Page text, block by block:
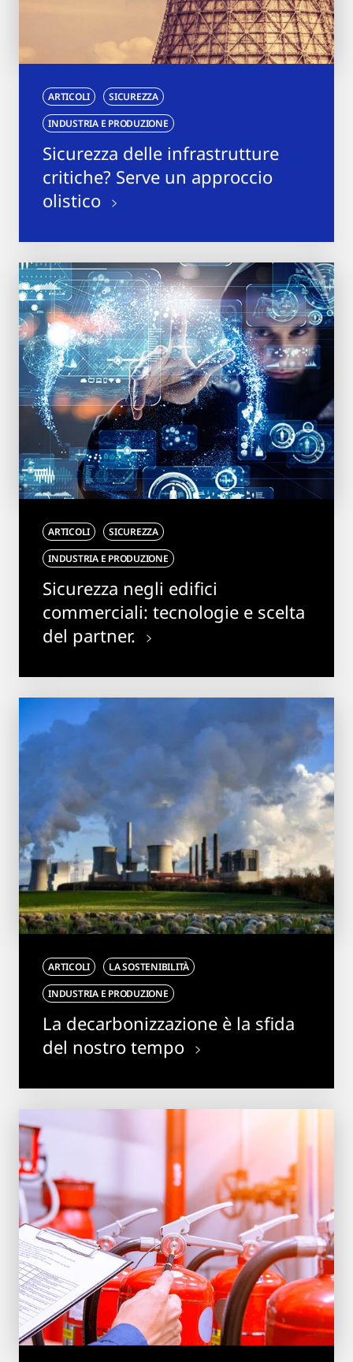
ARTICOLI
SICUREZZA
INDUSTRIA E PRODUZIONE
Sicurezza delle infrastrutture
critiche? Serve un approccio
olistico
ARTICOLI
SICUREZZA
INDUSTRIA E PRODUZIONE
Sicurezza negli edifici
commerciali: tecnologie e scelta
del partner.
ARTICOLI
LA SOSTENIBILITÀ
INDUSTRIA E PRODUZIONE
La decarbonizzazione è la sfida
del nostro tempo